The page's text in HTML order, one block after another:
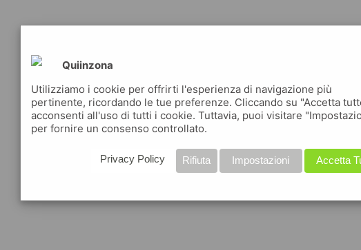
Quiinzona
Utilizziamo i cookie per offrirti l'esperienza di navigazione più
pertinente, ricordando le tue preferenze. Cliccando su "Accetta
acconsenti all'uso di tutti i cookie. Tuttavia, puoi visitare
per fornire un consenso controllato.
Accetta
Impostazioni
Rifiuta
Privacy Policy